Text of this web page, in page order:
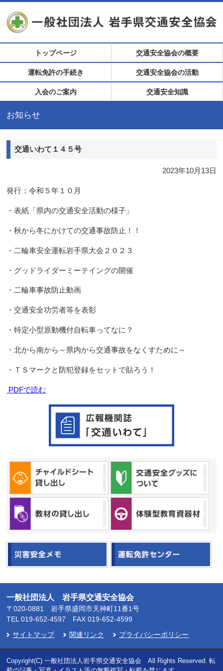
トップページ 交通安全協会の概要
運転免許の手続き 交通安全協会の活動
入会のご案内 交通安全知識
お知らせ
交通いわて１４５号
2023年10月13日
発行：令和５年１０月
・表紙「県内の交通安全活動の様子」
・秋から冬にかけての交通事故防止！！
・二輪車安全運転岩手県大会２０２３
・グッドライダーミーテイングの開催
・二輪車事故防止動画
・交通安全功労者等を表彰
・特定小型原動機付自転車ってなに？
・北から南から～県内から交通事故をなくすために～
・ＴＳマークと防犯登録をセットで貼ろう！
PDFで読む
一般社団法人 岩手県交通安全協会
〒020-0881 岩手県盛岡市天神町11番1号
TEL019-652-4597 FAX 019-652-4599
サイトマップ 関連リンク プライバシーポリシー
Copyright(C) 一般社団法人岩手県交通安全協会 All Rights Reserved. 転